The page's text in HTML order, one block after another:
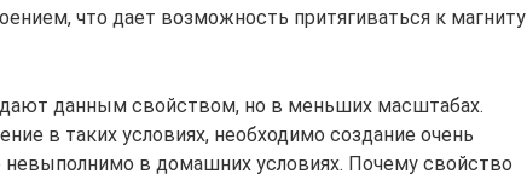
что дает возможность притягиваться к магниту
данным свойством, но в меньших масштабах.
в таких условиях, необходимо создание очень
невыполнимо в домашних условиях. Почему свойство